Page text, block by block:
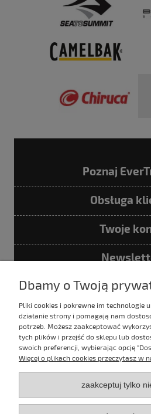
Poznaj
Obsługa
Twoje
Podając adres e-mail
Politykę
E-mail:
Infolinia:
Dbamy o Twoją
Pliki cookies i pokrewne im technologie
działanie strony i pomagają nam
potrzeb. Możesz zaakceptować
tych plików i przejść do sklepu lub
swoich preferencji, wybierając opcję
Więcej o plikach cookies przeczytasz w
zaakceptuj tylko